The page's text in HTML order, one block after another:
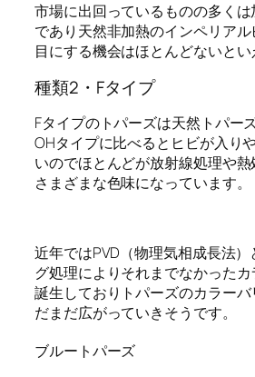
市場に出回っているものの多く
であり天然非加熱のインペリア
目にする機会はほとんどないとい
種類2・Fタイプ
Fタイプのトパーズは天然トパー
OHタイプに比べるとヒビが入り
いのでほとんどが放射線処理や
さまざまな色味になっています。
近年ではPVD（物理気相成長法
グ処理によりそれまでなかった
誕生しておりトパーズのカラーバ
だまだ広がっていきそうです。
ブルートパーズ